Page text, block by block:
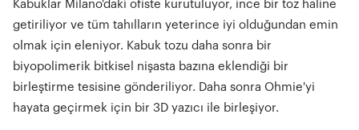
Kabuklar Milano'daki ofiste kurutuluyor, ince bir toz haline
getiriliyor ve tüm tahılların yeterince iyi olduğundan emin
olmak için eleniyor. Kabuk tozu daha sonra bir
biyopolimerik bitkisel nişasta bazına eklendiği bir
birleştirme tesisine gönderiliyor. Daha sonra Ohmie'yi
hayata geçirmek için bir 3D yazıcı ile birleşiyor.